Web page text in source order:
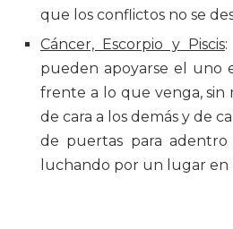
que los conflictos no se
Cáncer, Escorpio y Piscis:
pueden apoyarse el uno
frente a lo que venga, sin
de cara a los demás y de
de puertas para
luchando por un lugar en